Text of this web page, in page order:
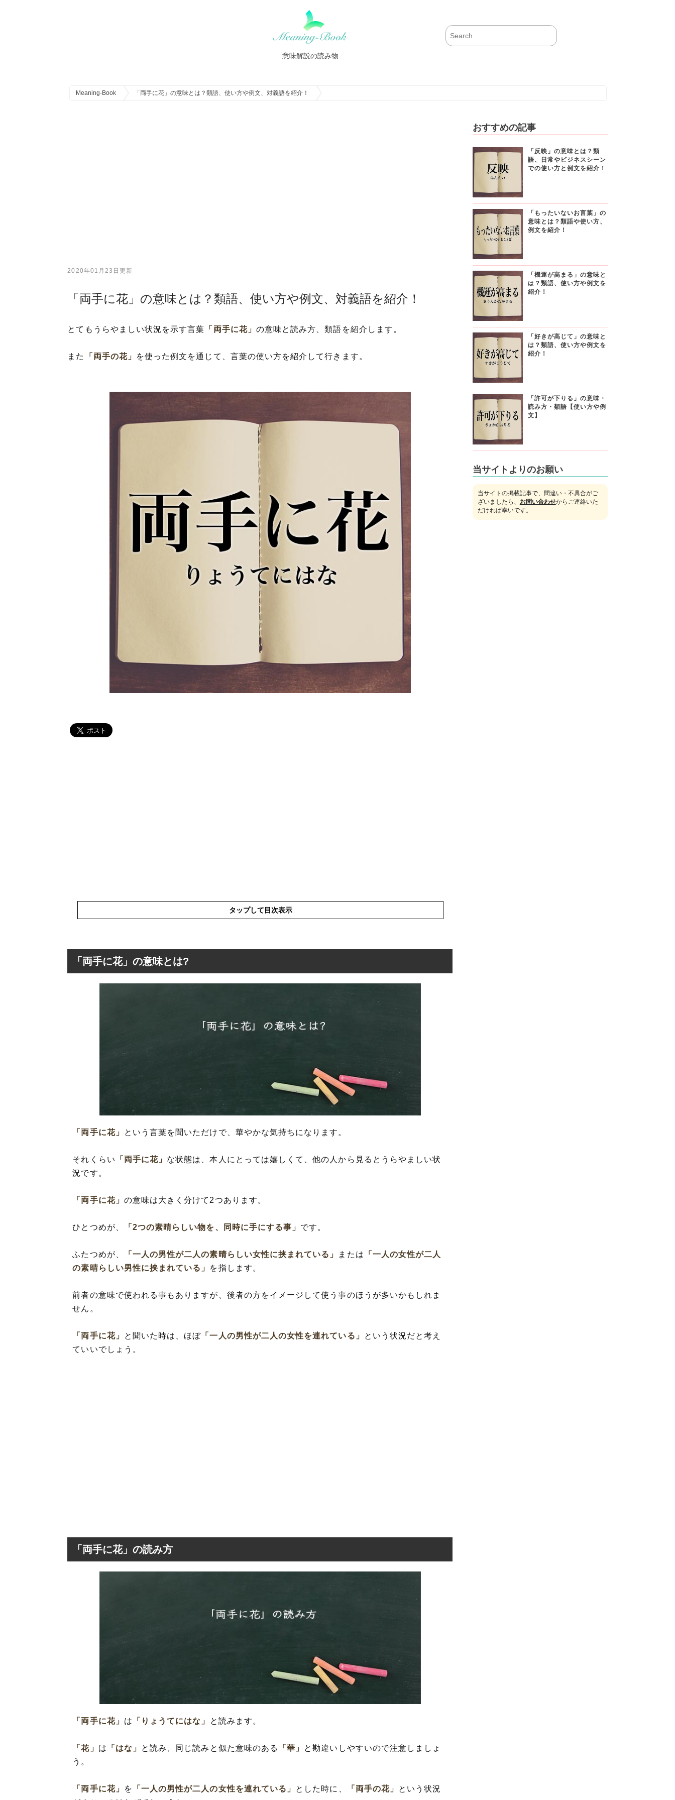
意味解説の読み物
Meaning-Book 「両手に花」の意味とは？類語、使い方や例文、対義語を紹介！
2020年01月23日更新
「両手に花」の意味とは？類語、使い方や例文、対義語を紹介！
とてもうらやましい状況を示す言葉 「両手に花」 の意味と読み方、類語を紹介します。
また 「両手の花」 を使った例文を通じて、言葉の使い方を紹介して行きます。
タップして目次表示
「両手に花」の読み方
「両手に花」を使った例文
「両手に花」の意味とは?
「両手に花」 という言葉を聞いただけで、華やかな気持ちになります。
それくらい 「両手に花」 な状態は、本人にとっては嬉しくて、他の人から見るとうらやましい状
況です。
「両手に花」 の意味は大きく分けて2つあります。
ひとつめが、 「2つの素晴らしい物を、同時に手にする事」 です。
ふたつめが、 「一人の男性が二人の素晴らしい女性に挟まれている」 または 「一人の女性が二人
の素晴らしい男性に挟まれている」 を指します。
前者の意味で使われる事もありますが、後者の方をイメージして使う事のほうが多いかもしれま
せん。
「両手に花」 と聞いた時は、ほぼ 「一人の男性が二人の女性を連れている」
という状況だと考え
ていいでしょう。
「両手に花」の読み方
「両手に花」 は 「りょうてにはな」 と読みます。
「花」 は 「はな」 と読み、同じ読みと似た意味のある 「華」
と勘違いしやすいので注意しましょ
う。
「両手に花」 を 「一人の男性が二人の女性を連れている」 とした時に、 「両手の花」
という状況
おすすめの記事
「反映」の意味とは？類
語、日常やビジネスシーン
での使い方と例文を紹介！
「もったいないお言葉」の
意味とは？類語や使い方、
例文を紹介！
「機運が高まる」の意味と
は？類語、使い方や例文を
紹介！
「好きが高じて」の意味と
は？類語、使い方や例文を
紹介！
「許可が下りる」の意味・
読み方・類語【使い方や例
文】
当サイトよりのお願い
当サイトの掲載記事で、間違い・不具合がご
ざいましたら、 お問い合わせからご連絡いた
だければ幸いです。